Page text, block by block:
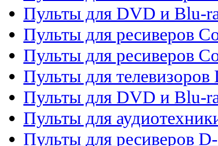
Пульты для DVD и Blu-
Пульты для ресиверов
Пульты для ресиверов
Пульты для телевизоров
Пульты для DVD и Blu-
Пульты для
Пульты для ресиверов